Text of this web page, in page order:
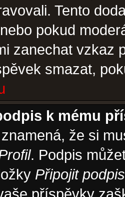
Tento
pokud
zanechat vzkaz
smazat,
k mému
že si
. Podpis
Připojit podpis